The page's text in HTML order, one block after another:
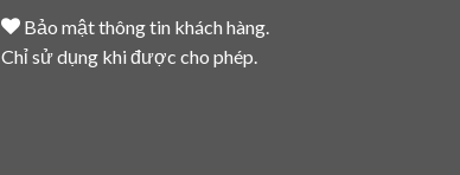
Bảo mật thông tin khách hàng.
Chỉ sử dụng khi được cho phép.